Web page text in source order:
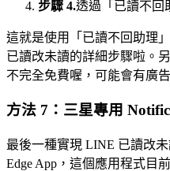
步驟 4.透過「已讀不回
這就是使用「已讀不回助理
已讀改未讀的詳細步驟啦。
不完全免費喔，可能會有廣
方法 7：三星專用
最後一種實現 LINE 已讀改
Edge App，這個應用程式目